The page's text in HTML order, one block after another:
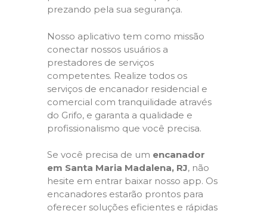
prezando pela sua segurança.
Nosso aplicativo tem como missão
conectar nossos usuários a
prestadores de serviços
competentes. Realize todos os
serviços de encanador residencial e
comercial com tranquilidade através
do Grifo, e garanta a qualidade e
profissionalismo que você precisa.
Se você precisa de um encanador
em Santa Maria Madalena, RJ, não
hesite em entrar baixar nosso app. Os
encanadores estarão prontos para
oferecer soluções eficientes e rápidas